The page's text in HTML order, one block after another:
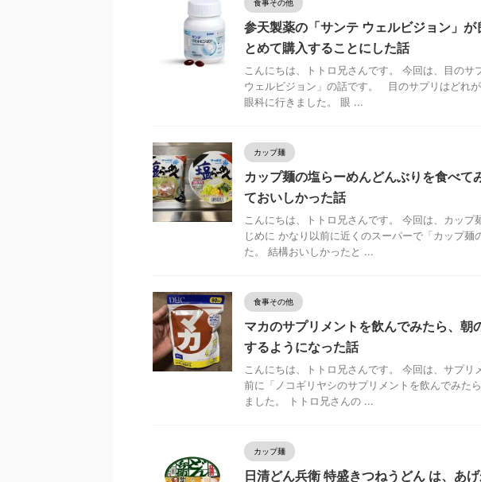
食事その他
参天製薬の「サンテ ウェルビジョン」
とめて購入することにした話
こんにちは、トトロ兄さんです。 今回は、目の
ウェルビジョン」の話です。 目のサプリはどれ
眼科に行きました。 眼 ...
カップ麺
カップ麺の塩らーめんどんぶりを食べて
ておいしかった話
こんにちは、トトロ兄さんです。 今回は、カッ
じめに かなり以前に近くのスーパーで「カップ麺
た。 結構おいしかったと ...
食事その他
マカのサプリメントを飲んでみたら、朝
するようになった話
こんにちは、トトロ兄さんです。 今回は、サプ
前に「ノコギリヤシのサプリメントを飲んでみた
ました。 トトロ兄さんの ...
カップ麺
日清どん兵衛 特盛きつねうどん は、あ